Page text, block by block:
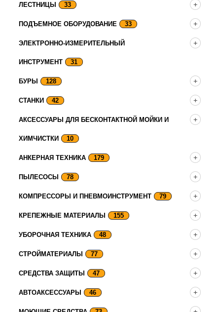
ЛЕСТНИЦЫ 33
ПОДЪЕМНОЕ ОБОРУДОВАНИЕ 33
ЭЛЕКТРОННО-ИЗМЕРИТЕЛЬНЫЙ
ИНСТРУМЕНТ 31
БУРЫ 128
СТАНКИ 42
АКСЕССУАРЫ ДЛЯ БЕСКОНТАКТНОЙ МОЙКИ И
ХИМЧИСТКИ 10
АНКЕРНАЯ ТЕХНИКА 179
ПЫЛЕСОСЫ 78
КОМПРЕССОРЫ И ПНЕВМОИНСТРУМЕНТ 79
КРЕПЕЖНЫЕ МАТЕРИАЛЫ 155
УБОРОЧНАЯ ТЕХНИКА 48
СТРОЙМАТЕРИАЛЫ 77
СРЕДСТВА ЗАЩИТЫ 47
АВТОАКСЕССУАРЫ 46